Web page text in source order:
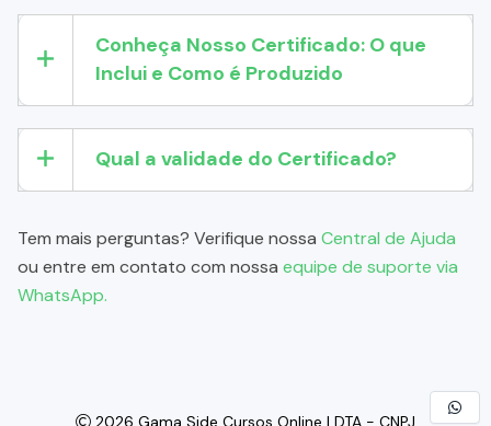
Conheça Nosso Certificado: O que
Inclui e Como é Produzido
Qual a validade do Certificado?
Tem mais perguntas? Verifique nossa Central de Ajuda
ou entre em contato com nossa equipe de suporte via
WhatsApp.
2026 Gama Side Cursos Online LDTA - CNPJ